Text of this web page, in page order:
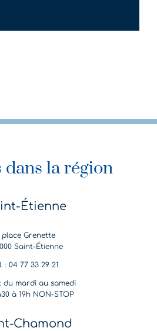
dans la région
Étienne
place Grenette
Saint-Étienne
: 04 77 33 29 21
du mardi au samedi
à 19h NON-STOP
Chamond